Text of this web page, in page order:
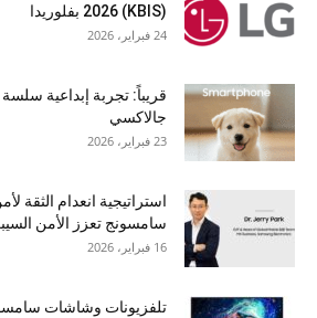
(KBIS) 2026 بفلوريدا
24 فبراير، 2026
قريباً: تجربة إبداعية
جالاكسي
23 فبراير، 2026
استراتيجية انعدام الثقة
سامسونج تعزز الأمن
16 فبراير، 2026